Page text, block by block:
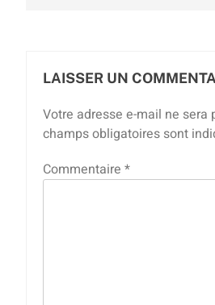
LAISSER UN
Votre adresse e-mail ne sera
champs obligatoires sont
Commentaire *